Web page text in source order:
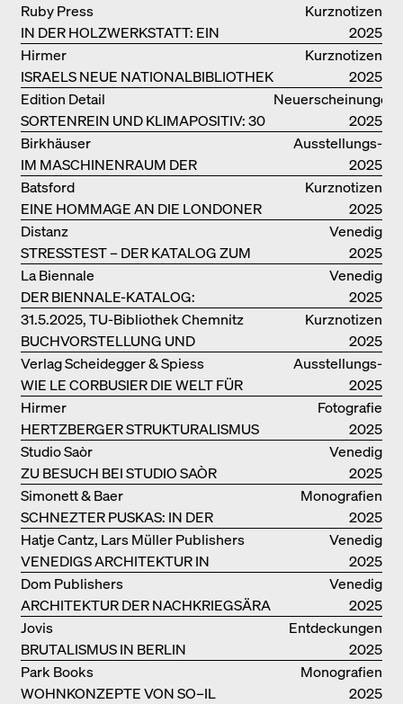
KOLONIALERBE IN CHINA
Kurznotizen
IN DER HOLZWERKSTATT: EIN
HANDBUCH
Ruby Press
2025
Kurznotizen
ISRAELS NEUE NATIONALBIBLIOTHEK
Hirmer
2025
Neuerscheinungen
SORTENREIN UND KLIMAPOSITIV: 30
VORBILDLICHE
HOLZKONSTRUKTIONEN
Edition Detail
2025
Ausstellungs­
kataloge
IM MASCHINENRAUM DER
ARCHITEKTUR
Birkhäuser
2025
Kurznotizen
EINE HOMMAGE AN DIE LONDONER
SOUTH BANK
Batsford
2025
Venedig
STRESSTEST – DER KATALOG ZUM
DEUTSCHEN PAVILLON IN VENEDIG
Distanz
2025
Venedig
DER BIENNALE-KATALOG:
INTELLIGENS. NATURAL. ARTIFICIAL.
COLLECTIVE
La Biennale
2025
Kurznotizen
BUCHVORSTELLUNG UND
PODIUMSDISKUSSION FREI OTTO
31.5.2025, TU-Bibliothek Chemnitz
2025
Ausstellungs­
kataloge
WIE LE CORBUSIER DIE WELT FÜR
SICH ORDNET
Verlag Scheidegger & Spiess
2025
Fotografie
HERTZBERGER STRUKTURALISMUS
Hirmer
2025
Venedig
ZU BESUCH BEI STUDIO SAÒR
Studio Saòr
2025
Monografien
SCHNEZTER PUSKAS: IN DER
DRITTEN GENERATION
Simonett & Baer
2025
Venedig
VENEDIGS ARCHITEKTUR IN
ELEMENTEN UND DIE STADT ALS
REALITÄT
Hatje Cantz, Lars Müller Publishers
2025
Venedig
ARCHITEKTUR DER NACHKRIEGSÄRA
IN VENEDIG
Dom Publishers
2025
Entdeckungen
BRUTALISMUS IN BERLIN
Jovis
2025
Monografien
WOHNKONZEPTE VON SO–IL
Park Books
2025